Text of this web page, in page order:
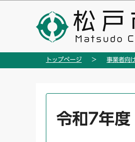
の
トップページ 事業者向
令和7年